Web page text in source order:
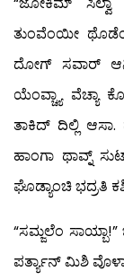
ತುಂವೆಂಯೀ
ದೋಗ್ ಸವಾರ್
ಯೆಂವ್ಚ್ಯಾ ವೆಚ್ಯಾ
ತಾಕಿದ್ ದಿಲ್ಲಿ
ಹಾಂಗಾ ಥಾವ್ನ್
ಘೊಡ್ಯಾಂಚಿ ಭದ್ರತಿ
“ಸಮ್ಜಲೆಂ
ಪರ್ತ್ಯಾನ್ ಮಿಶಿ